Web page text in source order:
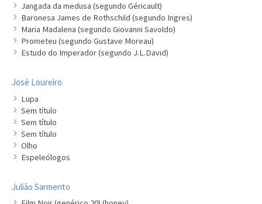
Jangada da medusa (segundo Géricault)
Baronesa James de Rothschild (segundo Ingres)
Maria Madalena (segundo Giovanni Savoldo)
Prometeu (segundo Gustave Moreau)
Estudo do Imperador (segundo J.L.David)
José Loureiro
Lupa
Sem título
Sem título
Sem título
Olho
Espeleólogos
Julião Sarmento